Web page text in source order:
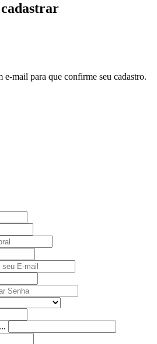
e-mail para que confirme seu cadastro.